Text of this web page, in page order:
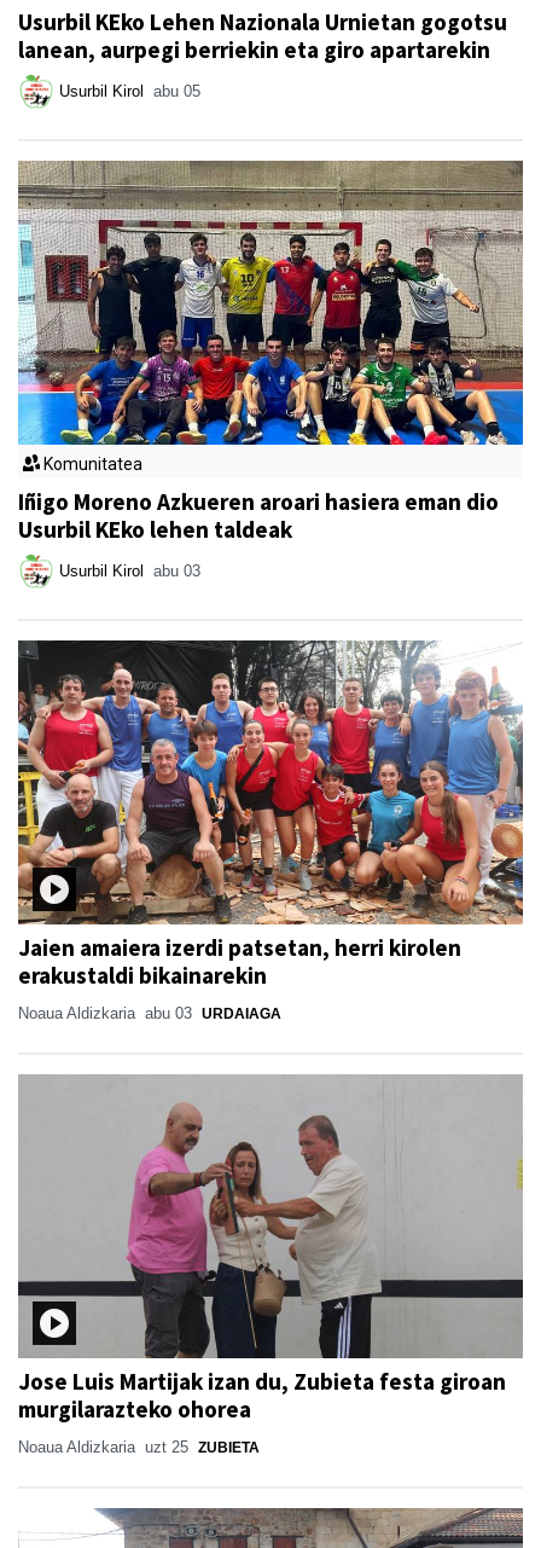
Usurbil KEko Lehen Nazionala Urnietan gogotsu
lanean, aurpegi berriekin eta giro apartarekin
Usurbil Kirol abu 05
Komunitatea
Iñigo Moreno Azkueren aroari hasiera eman dio
Usurbil KEko lehen taldeak
Usurbil Kirol abu 03
Jaien amaiera izerdi patsetan, herri kirolen
erakustaldi bikainarekin
Noaua Aldizkaria abu 03 URDAIAGA
Jose Luis Martijak izan du, Zubieta festa giroan
murgilarazteko ohorea
Noaua Aldizkaria uzt 25 ZUBIETA